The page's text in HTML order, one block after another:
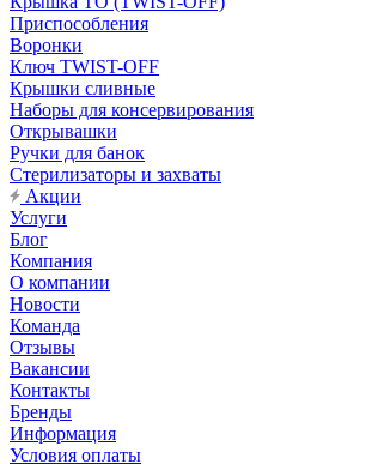
Приспособления
Воронки
Ключ TWIST-OFF
Крышки сливные
Наборы для консервирования
Открывашки
Ручки для банок
Стерилизаторы и захваты
Акции
Услуги
Блог
Компания
О компании
Новости
Команда
Отзывы
Вакансии
Контакты
Бренды
Информация
Условия оплаты